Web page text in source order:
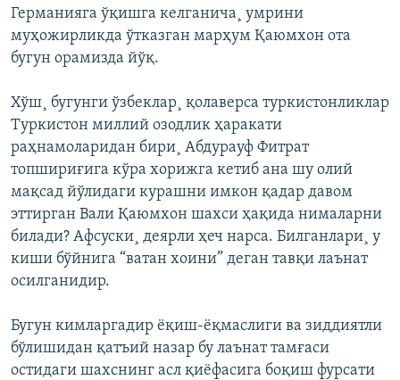
Германияга ўқишга келганича¸ умрини
муҳожирликда ўтказган марҳум Қаюмхон ота
бугун орамизда йўқ.
Хўш¸ бугунги ўзбеклар¸ қолаверса туркистонликлар
Туркистон миллий озодлик ҳаракати
раҳнамоларидан бири¸ Абдурауф Фитрат
топшириғига кўра хорижга кетиб ана шу олий
мақсад йўлидаги курашни имкон қадар давом
эттирган Вали Қаюмхон шахси ҳақида нималарни
билади? Афсуски¸ деярли ҳеч нарса. Билганлари¸ у
киши бўйнига “ватан хоини” деган тавқи лаънат
осилганидир.
Бугун кимларгадир ëқиш-ëқмаслиги ва зиддиятли
бўлишидан қатъий назар бу лаънат тамғаси
остидаги шахснинг асл қиëфасига боқиш фурсати